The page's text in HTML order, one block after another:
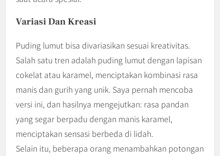
Variasi Dan Kreasi
Puding lumut bisa divariasikan sesuai kreativitas.
Salah satu tren adalah puding lumut dengan lapisan
cokelat atau karamel, menciptakan kombinasi rasa
manis dan gurih yang unik. Saya pernah mencoba
versi ini, dan hasilnya mengejutkan: rasa pandan
yang segar berpadu dengan manis karamel,
menciptakan sensasi berbeda di lidah.
Selain itu, beberapa orang menambahkan potongan